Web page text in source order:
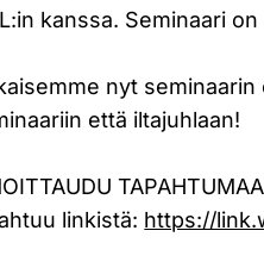
kanssa. Seminaari
nyt seminaarin
että iltajuhlaan!
linkistä: https://